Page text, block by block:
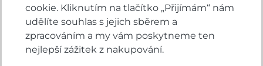
Skladem
2 840 Kč DETAIL
Skladem
3 140 Kč
cookie. Kliknutím na tlačítko „Přijímám“ nám
udělíte souhlas s jejich sběrem a
zpracováním a my vám poskytneme ten
nejlepší zážitek z nakupování.